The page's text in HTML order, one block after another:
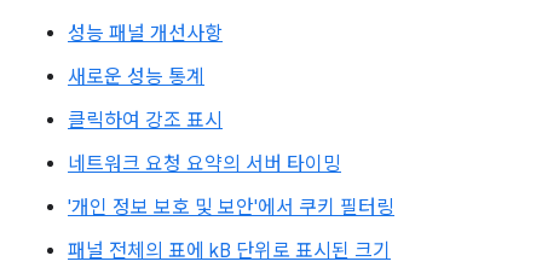
성능 패널 개선사항
새로운 성능 통계
클릭하여 강조 표시
네트워크 요청 요약의 서버 타이밍
'개인 정보 보호 및 보안'에서 쿠키 필터링
패널 전체의 표에 kB 단위로 표시된 크기